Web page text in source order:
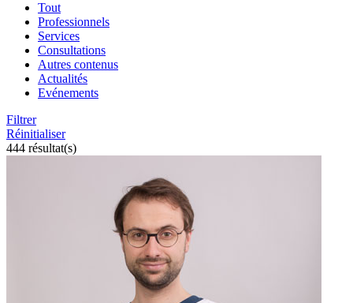
Tout
Professionnels
Services
Consultations
Autres contenus
Actualités
Evénements
Filtrer
Réinitialiser
444 résultat(s)